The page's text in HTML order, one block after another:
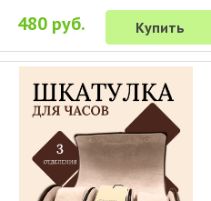
480 руб. Купить